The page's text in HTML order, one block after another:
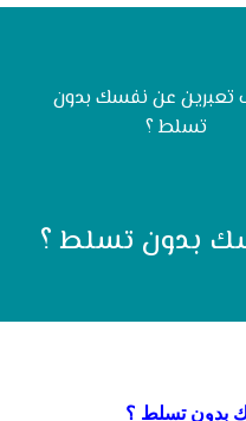
تعبرين عن نفسك بدون
تسلط ؟
بدون تسلط ؟
بدون تسلط ؟